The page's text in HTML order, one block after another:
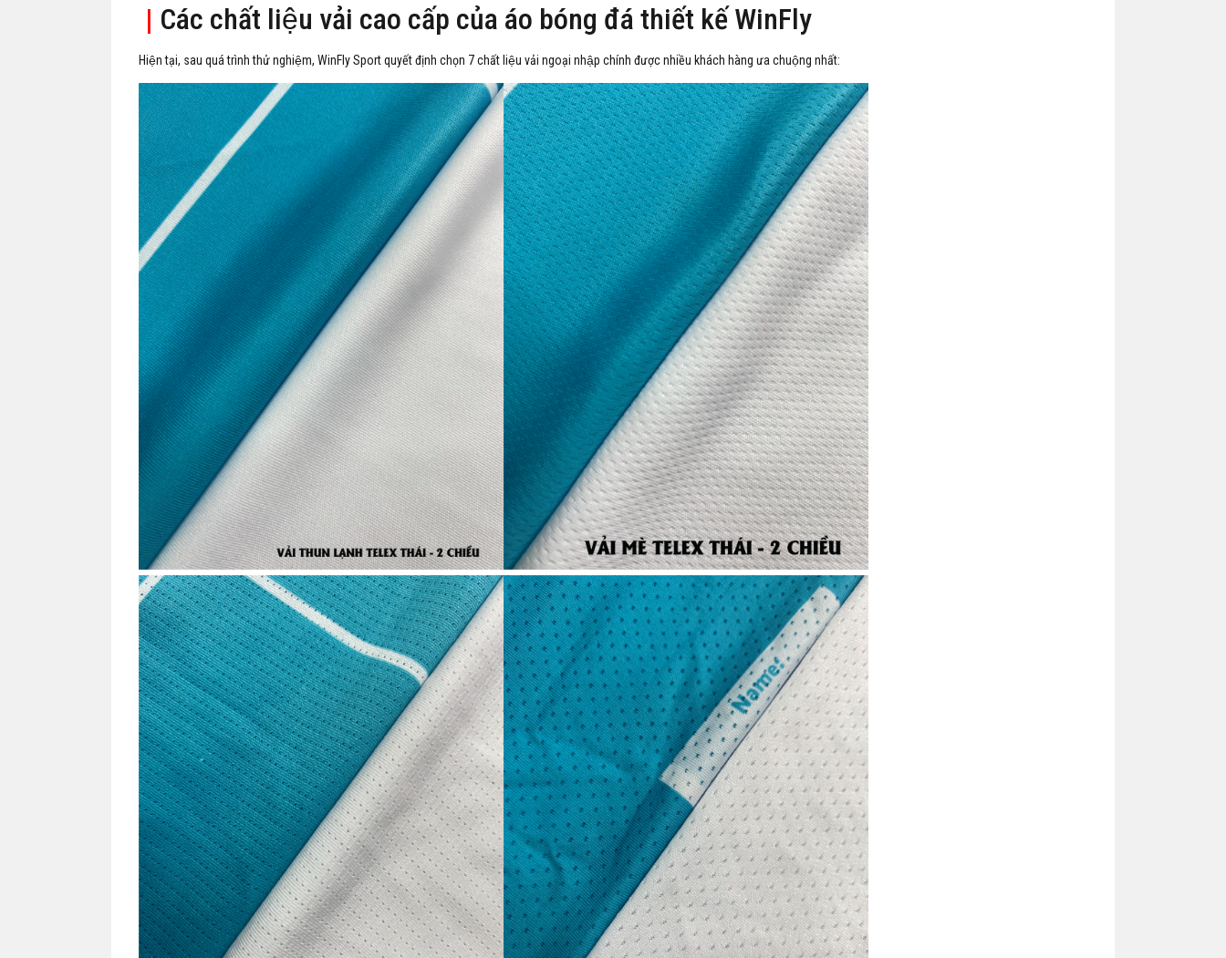
| Các chất liệu vải cao cấp của áo bóng đá thiết kế WinFly
Hiện tại, sau quá trình thử nghiệm, WinFly Sport quyết định chọn 7 chất liệu vải ngoại nhập chính được nhiều khách hàng ưa chuộng nhất: